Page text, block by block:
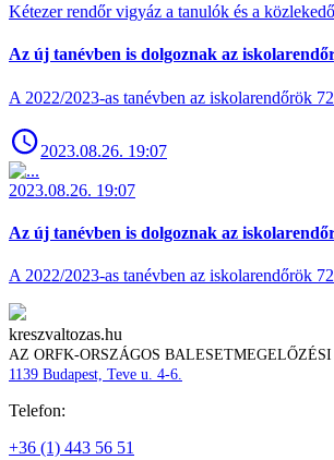
Kétezer rendőr vigyáz a tanulók és a
Az új tanévben is dolgoznak az
A 2022/2023-as tanévben az iskolarendőrök
2023.08.26. 19:07
2023.08.26. 19:07
Az új tanévben is dolgoznak az
A 2022/2023-as tanévben az iskolarendőrök
kreszvaltozas.hu
AZ ORFK-ORSZÁGOS
1139 Budapest, Teve u. 4-6.
Telefon:
+36 (1) 443 56 51